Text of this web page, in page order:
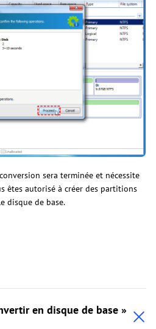
sera terminée et nécessite
êtes autorisé à créer des partitions
disque de base.
en disque de base »